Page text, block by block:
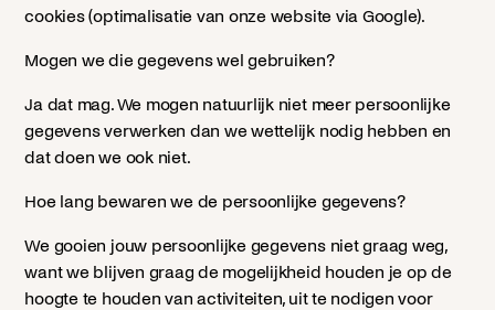
cookies (optimalisatie van onze website via Google).
Mogen we die gegevens wel gebruiken?
Ja dat mag. We mogen natuurlijk niet meer persoonlijke
gegevens verwerken dan we wettelijk nodig hebben en
dat doen we ook niet.
Hoe lang bewaren we de persoonlijke gegevens?
We gooien jouw persoonlijke gegevens niet graag weg,
want we blijven graag de mogelijkheid houden je op de
hoogte te houden van activiteiten, uit te nodigen voor